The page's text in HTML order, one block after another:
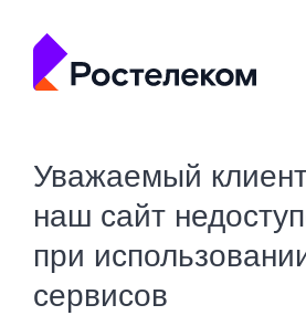
Уважаемый
наш сайт
при
сервисов